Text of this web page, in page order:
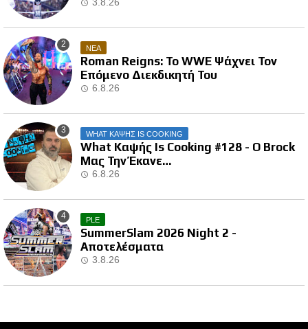
ΝΕΑ
Roman Reigns: Το WWE Ψάχνει Τον
Επόμενο Διεκδικητή Του
6.8.26
WHAT ΚΑΨΗΣ IS COOKING
What Καψής Is Cooking #128 - Ο Brock
Μας Την Έκανε…
6.8.26
PLE
SummerSlam 2026 Night 2 -
Αποτελέσματα
3.8.26